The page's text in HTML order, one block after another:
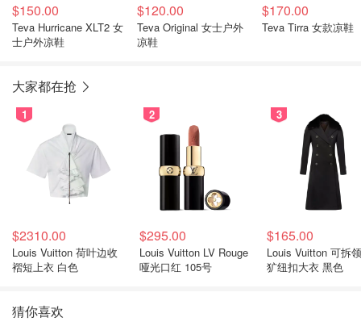
$150.00
Teva Hurricane XLT2 女
士户外凉鞋
$120.00
Teva Original 女士户外
凉鞋
$170.00
Teva Tirra 女款凉鞋
大家都在抢
1
$2310.00
Louis Vuitton 荷叶边收
褶短上衣 白色
2
$295.00
Louis Vuitton LV Rouge
哑光口红 105号
3
$165.00
Louis Vuitton 可拆
犷纽扣大衣 黑色
猜你喜欢